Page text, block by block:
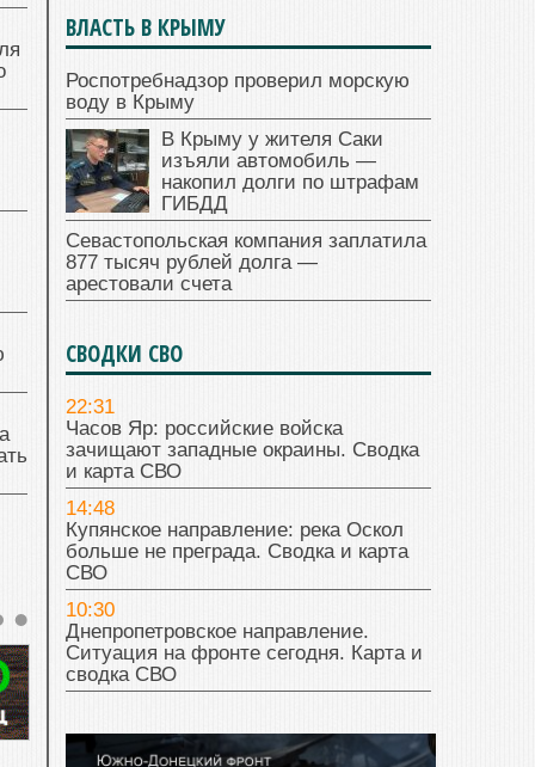
ВЛАСТЬ В КРЫМУ
Роспотребнадзор проверил морскую
воду в Крыму
В Крыму у жителя Саки
изъяли автомобиль —
накопил долги по штрафам
ГИБДД
Севастопольская компания заплатила
877 тысяч рублей долга —
арестовали счета
СВОДКИ СВО
22:31
Часов Яр: российские войска
зачищают западные окраины. Сводка
и карта СВО
14:48
Купянское направление: река Оскол
больше не преграда. Сводка и карта
СВО
10:30
Днепропетровское направление.
Ситуация на фронте сегодня. Карта и
сводка СВО